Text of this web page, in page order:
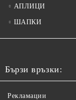
АПЛИЦИ
ШАПКИ
Бързи връзки:
Рекламации